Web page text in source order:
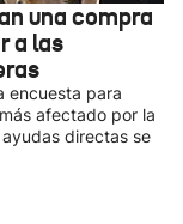
una compra
a las
encuesta para
afectado por la
directas se